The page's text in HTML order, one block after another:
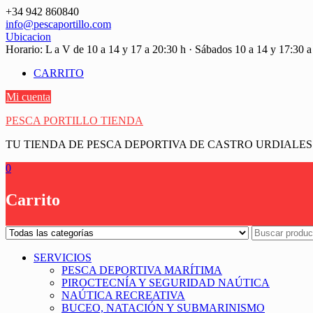
Saltar
contenido
+34 942 860840
info@pescaportillo.com
Ubicacion
Horario: L a V de 10 a 14 y 17 a 20:30 h · Sábados 10 a 14 y 17:30
CARRITO
Mi cuenta
PESCA PORTILLO TIENDA
TU TIENDA DE PESCA DEPORTIVA DE CASTRO URDIALES
0
Carrito
SERVICIOS
PESCA DEPORTIVA MARÍTIMA
PIROCTECNÍA Y SEGURIDAD NAÚTICA
NAÚTICA RECREATIVA
BUCEO, NATACIÓN Y SUBMARINISMO